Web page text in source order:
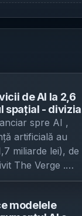
de AI la 2,6
spațial - divizia
urcă la 18,37
spre AI ,
artificială au
miliarde lei), de
The Verge .
prin care
pentru
alte firme din
modelele